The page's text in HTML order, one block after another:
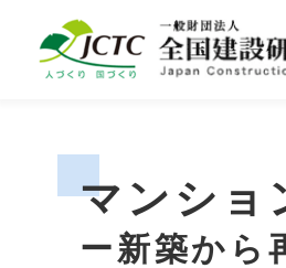
マンショ
ー新築から